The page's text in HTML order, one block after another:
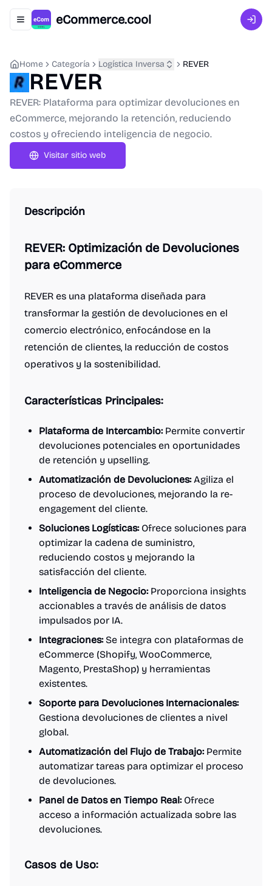
Abrir menú de navegación
eCommerce.cool
Home Categoría Logística Inversa REVER
REVER
REVER: Plataforma para optimizar devoluciones en
eCommerce, mejorando la retención, reduciendo
costos y ofreciendo inteligencia de negocio.
Visitar sitio web
Descripción
REVER: Optimización de Devoluciones
para eCommerce
REVER es una plataforma diseñada para
transformar la gestión de devoluciones en el
comercio electrónico, enfocándose en la
retención de clientes, la reducción de costos
operativos y la sostenibilidad.
Características Principales:
Plataforma de Intercambio:Permite convertir
devoluciones potenciales en oportunidades
de retención y upselling.
Automatización de Devoluciones:Agiliza el
proceso de devoluciones, mejorando la re-
engagement del cliente.
Soluciones Logísticas:Ofrece soluciones para
optimizar la cadena de suministro,
reduciendo costos y mejorando la
satisfacción del cliente.
Inteligencia de Negocio:Proporciona insights
accionables a través de análisis de datos
impulsados por IA.
Integraciones:Se integra con plataformas de
eCommerce (Shopify, WooCommerce,
Magento, PrestaShop) y herramientas
existentes.
Soporte para Devoluciones Internacionales:
Gestiona devoluciones de clientes a nivel
global.
Automatización del Flujo de Trabajo:Permite
automatizar tareas para optimizar el proceso
de devoluciones.
Panel de Datos en Tiempo Real:Ofrece
acceso a información actualizada sobre las
devoluciones.
Casos de Uso: